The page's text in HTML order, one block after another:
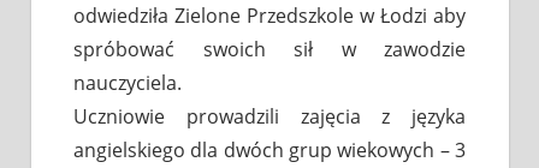
odwiedziła Zielone Przedszkole w Łodzi aby
spróbować swoich sił w zawodzie
nauczyciela.
Uczniowie prowadzili zajęcia z języka
angielskiego dla dwóch grup wiekowych – 3